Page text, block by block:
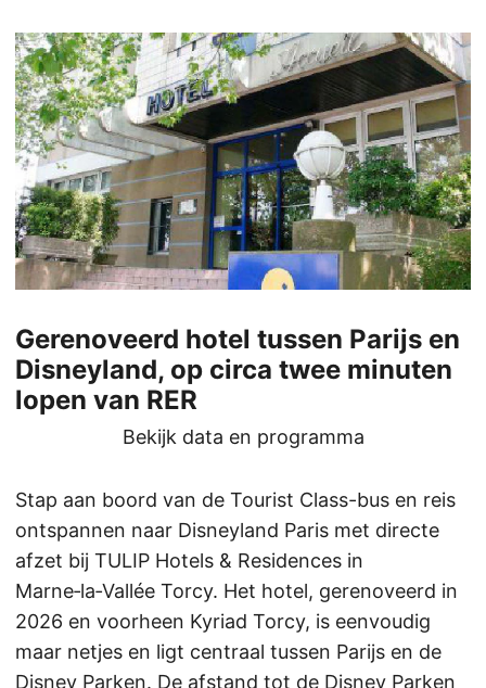
Gerenoveerd hotel tussen Parijs en
Disneyland, op circa twee minuten
lopen van RER
Bekijk data en programma
Stap aan boord van de Tourist Class-bus en reis
ontspannen naar Disneyland Paris met directe
afzet bij TULIP Hotels & Residences in
Marne‑la‑Vallée Torcy. Het hotel, gerenoveerd in
2026 en voorheen Kyriad Torcy, is eenvoudig
maar netjes en ligt centraal tussen Parijs en de
Disney Parken. De afstand tot de Disney Parken